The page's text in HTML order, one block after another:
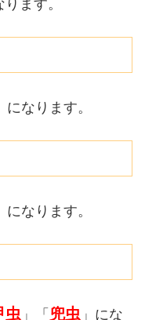
ます。
になります。
になります。
虫 」「 兜虫 」にな